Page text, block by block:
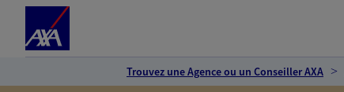
Trouvez une Agence ou un Conseiller AXA